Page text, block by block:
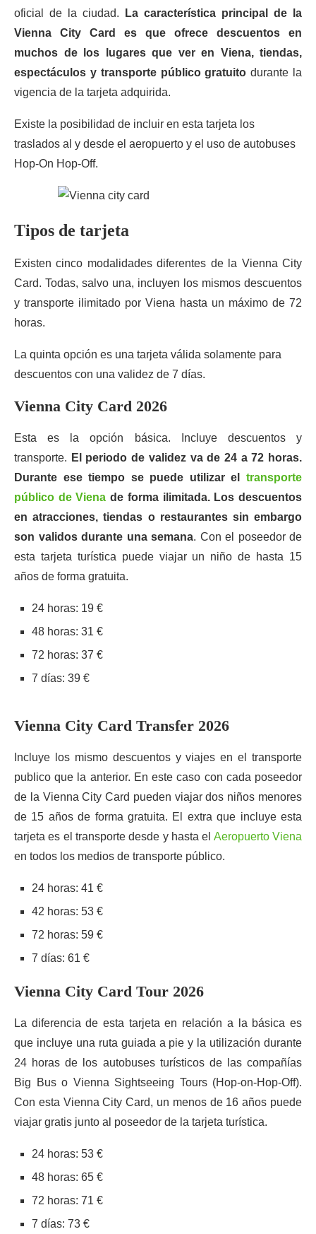
oficial de la ciudad.
La característica principal de la
Vienna City Card es que ofrece descuentos en
muchos de los lugares que ver en Viena, tiendas,
espectáculos y transporte público gratuito durante la
vigencia de la tarjeta adquirida.
Existe la posibilidad de incluir en esta tarjeta los
traslados al y desde el aeropuerto y el uso de autobuses
Hop-On Hop-Off.
Tipos de tarjeta
Existen cinco modalidades diferentes de la Vienna City
Card. Todas, salvo una, incluyen los mismos descuentos
y transporte ilimitado por Viena hasta un máximo de 72
horas.
La quinta opción es una tarjeta válida solamente para
descuentos con una validez de 7 días.
Vienna City Card 2026
Esta es la opción básica. Incluye descuentos y
transporte. El periodo de validez va de 24 a 72 horas.
Durante ese tiempo se puede utilizar el transporte
público de Viena de forma ilimitada. Los descuentos
en atracciones, tiendas o restaurantes sin embargo
son validos durante una semana. Con el poseedor de
esta tarjeta turística puede viajar un niño de hasta 15
años de forma gratuita.
24 horas: 19 €
48 horas: 31 €
72 horas: 37 €
7 días: 39 €
Vienna City Card Transfer 2026
Incluye los mismo descuentos y viajes en el transporte
publico que la anterior. En este caso con cada poseedor
de la Vienna City Card pueden viajar dos niños menores
de 15 años de forma gratuita. El extra que incluye esta
tarjeta es el transporte desde y hasta el Aeropuerto Viena
en todos los medios de transporte público.
24 horas: 41 €
42 horas: 53 €
72 horas: 59 €
7 días: 61 €
Vienna City Card Tour 2026
La diferencia de esta tarjeta en relación a la básica es
que incluye una ruta guiada a pie y la utilización durante
24 horas de los autobuses turísticos de las compañías
Big Bus o Vienna Sightseeing Tours (Hop-on-Hop-Off).
Con esta Vienna City Card, un menos de 16 años puede
viajar gratis junto al poseedor de la tarjeta turística.
24 horas: 53 €
48 horas: 65 €
72 horas: 71 €
7 días: 73 €